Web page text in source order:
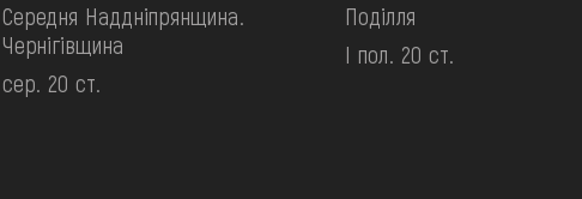
Середня Наддніпрянщина.
Чернігівщина
сер. 20 ст.
Поділля
І пол. 20 ст.